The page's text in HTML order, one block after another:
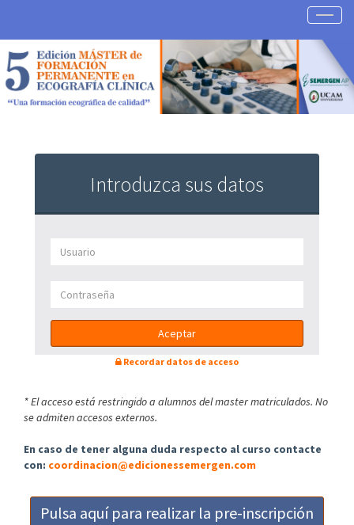
Introduzca sus datos
Recordar datos de acceso
* El acceso está restringido a alumnos del master matriculados. No
se admiten accesos externos.
En caso de tener alguna duda respecto al curso contacte
con: coordinacion@edicionessemergen.com
Pulsa aquí para realizar la pre-inscripción